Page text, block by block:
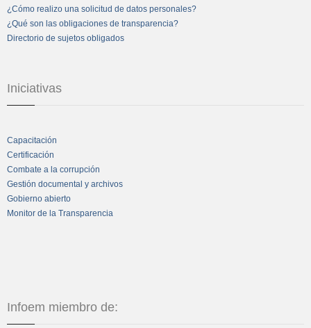
¿Cómo realizo una solicitud de datos personales?
¿Qué son las obligaciones de transparencia?
Directorio de sujetos obligados
Iniciativas
Capacitación
Certificación
Combate a la corrupción
Gestión documental y archivos
Gobierno abierto
Monitor de la Transparencia
Infoem miembro de: